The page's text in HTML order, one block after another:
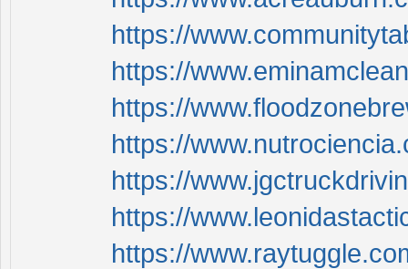
https://
https://
https://
https://
https://
https://
https://